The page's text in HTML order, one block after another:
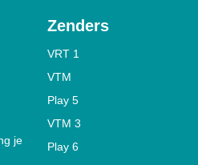
je
Zenders
VRT 1
VTM
Play 5
VTM 3
Play 6